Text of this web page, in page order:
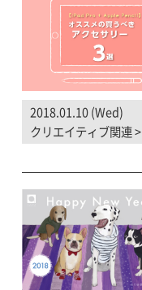
2018.01.10 (Wed)
クリエイティブ関連>